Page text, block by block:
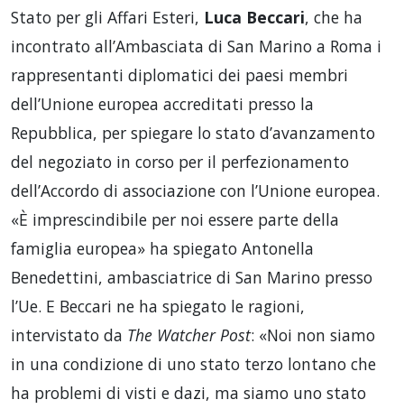
Stato per gli Affari Esteri, Luca Beccari, che ha
incontrato all’Ambasciata di San Marino a Roma i
rappresentanti diplomatici dei paesi membri
dell’Unione europea accreditati presso la
Repubblica, per spiegare lo stato d’avanzamento
del negoziato in corso per il perfezionamento
dell’Accordo di associazione con l’Unione europea.
«È imprescindibile per noi essere parte della
famiglia europea» ha spiegato Antonella
Benedettini, ambasciatrice di San Marino presso
l’Ue. E Beccari ne ha spiegato le ragioni,
intervistato da The Watcher Post: «Noi non siamo
in una condizione di uno stato terzo lontano che
ha problemi di visti e dazi, ma siamo uno stato